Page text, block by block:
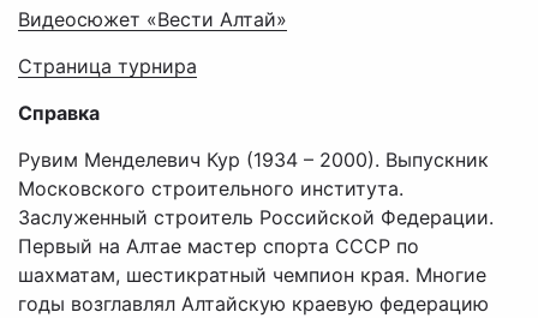
Видеосюжет «Вести Алтай»
Страница турнира
Справка
Рувим Менделевич Кур (1934 – 2000). Выпускник
Московского строительного института.
Заслуженный строитель Российской Федерации.
Первый на Алтае мастер спорта СССР по
шахматам, шестикратный чемпион края. Многие
годы возглавлял Алтайскую краевую федерацию